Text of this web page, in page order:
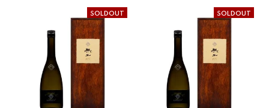
SOLDOUT SOLDOUT